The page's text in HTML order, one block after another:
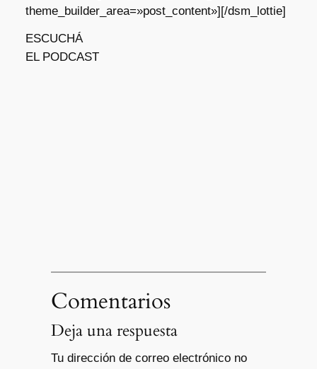
theme_builder_area=»post_content»][/dsm_lottie]
ESCUCHÁ
EL PODCAST
Comentarios
Deja una respuesta
Tu dirección de correo electrónico no